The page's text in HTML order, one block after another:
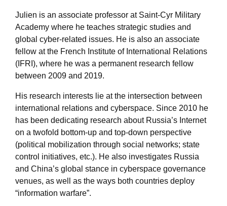
Julien is an associate professor at Saint-Cyr Military
Academy where he teaches strategic studies and
global cyber-related issues. He is also an associate
fellow at the French Institute of International Relations
(IFRI), where he was a permanent research fellow
between 2009 and 2019.
His research interests lie at the intersection between
international relations and cyberspace. Since 2010 he
has been dedicating research about Russia’s Internet
on a twofold bottom-up and top-down perspective
(political mobilization through social networks; state
control initiatives, etc.). He also investigates Russia
and China’s global stance in cyberspace governance
venues, as well as the ways both countries deploy
“information warfare”.